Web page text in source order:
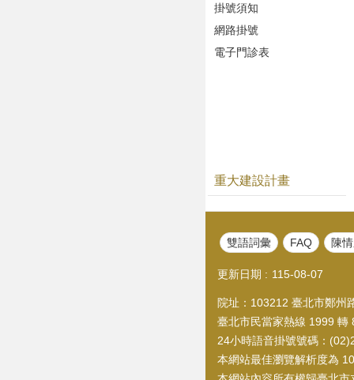
掛號須知
網路掛號
電子門診表
重大建設計畫
雙語詞彙 FAQ 陳
更新日期 115-08-07
院址：103212 臺北市鄭州
臺北市民當家熱線 1999
24小時語音掛號號碼：
本網站最佳瀏覽解析度為